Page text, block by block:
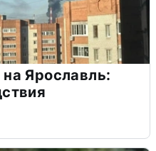
Ярославль: